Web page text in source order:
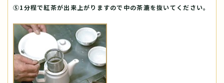
⑤1分程で紅茶が出来上がりますので中の茶漉を抜いてください。